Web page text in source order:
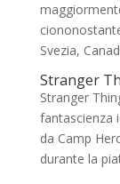
Svezia,
Stranger
Stranger
fantascienza
da Camp
durante la